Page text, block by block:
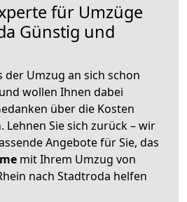
für Umzüge
Günstig und
der Umzug an sich schon
wollen Ihnen dabei
über die Kosten
Lehnen Sie sich zurück – wir
Angebote für Sie, das
mit Ihrem Umzug von
nach Stadtroda helfen